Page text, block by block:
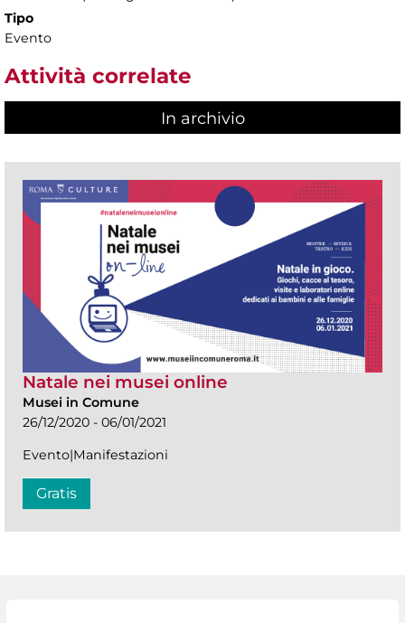
Tipo
Evento
Attività correlate
In archivio
Natale nei musei online
Musei in Comune
26/12/2020 - 06/01/2021
Evento|Manifestazioni
Gratis